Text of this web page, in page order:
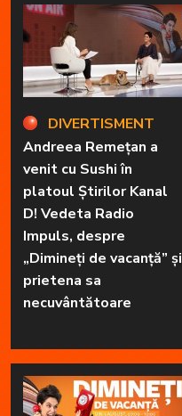
DIVERTISMENT
Andreea Remețan a
venit cu Sushi în
platoul Știrilor Kanal
D! Vedeta Radio
Impuls, despre
„Dimineți de vacanță” și
prietena sa
necuvântătoare